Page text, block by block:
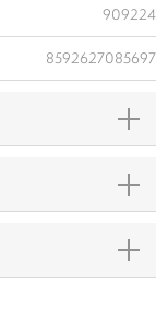
909224
8592627085697